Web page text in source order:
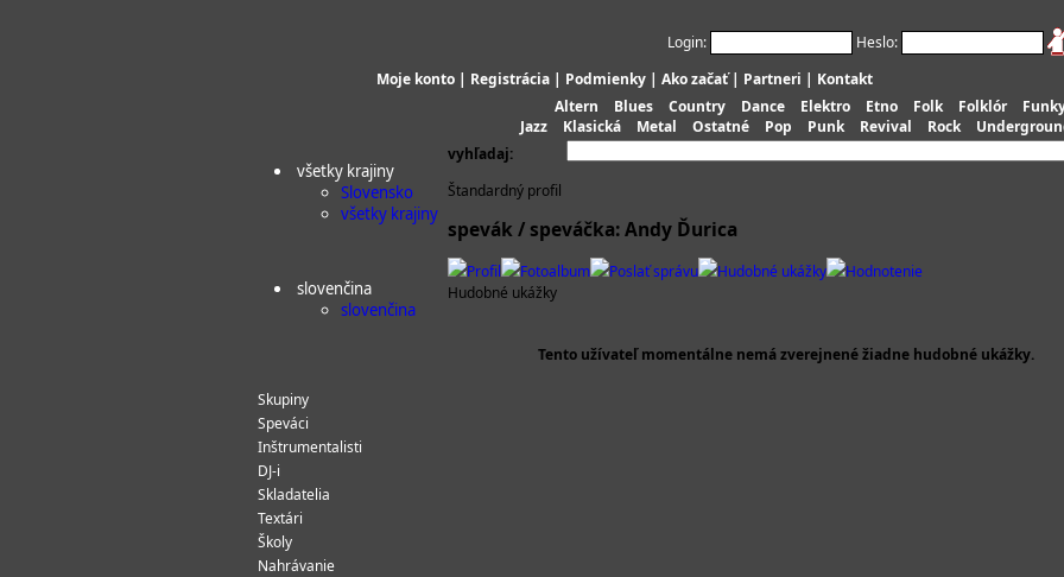
Login:
Heslo:
Moje konto | Registrácia | Podmienky | Ako začať| Partneri | Kontakt
Altern
Blues Country Dance Elektro Etno Folk Folklór
Jazz
Klasická Metal Ostatné Pop Punk Revival Rock
vyhľadaj:
všetky krajiny
Slovensko
všetky krajiny
slovenčina
slovenčina
Skupiny
Speváci
Inštrumentalisti
DJ-i
Skladatelia
Textári
Školy
Nahrávanie
Štandardný profil
spevák / speváčka: Andy Ďurica
Profil Fotoalbum Poslať správu Hudobné ukážky
Hodnotenie
Hudobné ukážky
Tento užívateľ momentálne nemá zverejnené žiadne hudobné ukážky.